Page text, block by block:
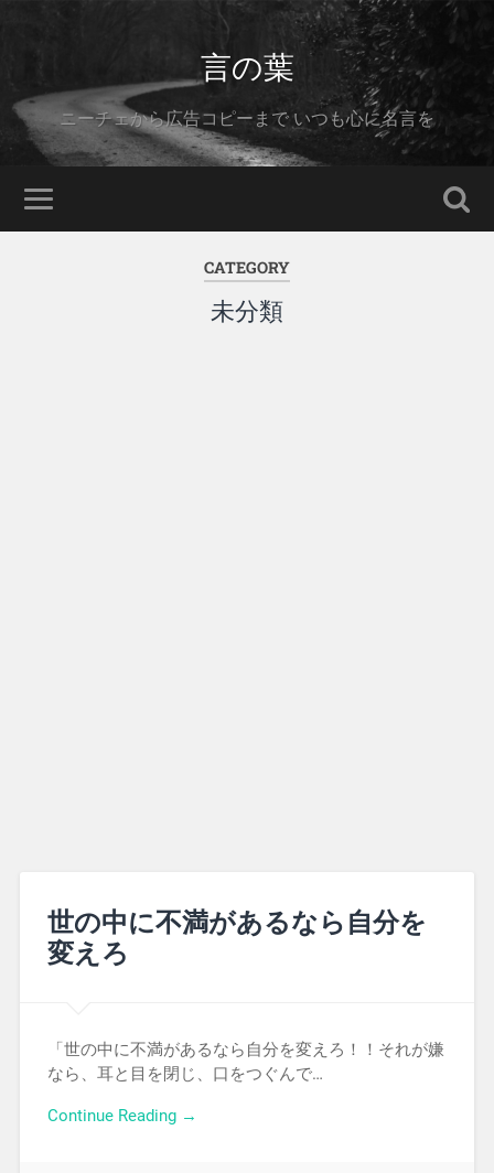
言の葉
ニーチェから広告コピーまで いつも心に名言を
CATEGORY
未分類
世の中に不満があるなら自分を
変えろ
「世の中に不満があるなら自分を変えろ！！それが嫌
なら、耳と目を閉じ、口をつぐんで…
Continue Reading →